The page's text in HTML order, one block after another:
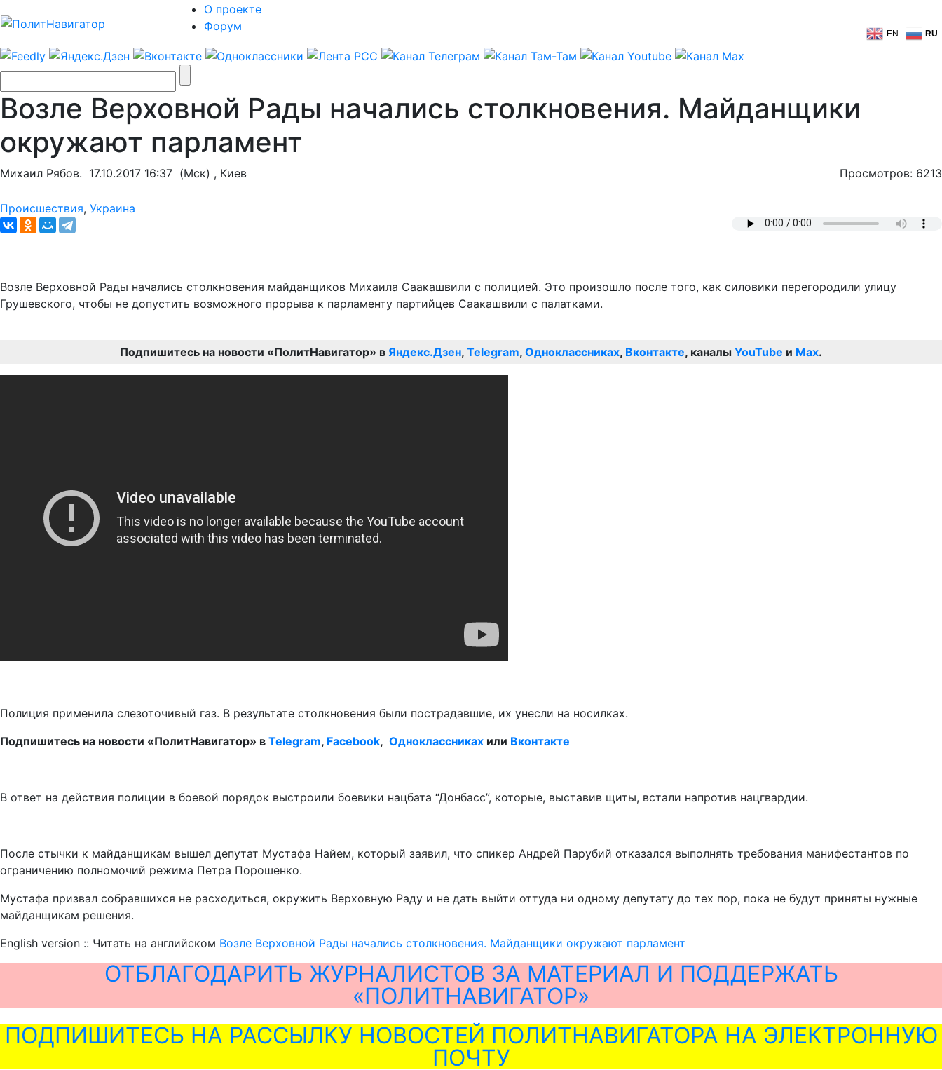
О проекте
Форум
EN RU
Возле Верховной Рады начались столкновения. Майданщики
окружают парламент
Михаил Рябов. 17.10.2017 16:37 (Мск) , Киев Просмотров: 6213
Происшествия, Украина
Возле Верховной Рады начались столкновения майданщиков Михаила Саакашвили с полицией. Это произошло после того, как силовики перегородили улицу
Грушевского, чтобы не допустить возможного прорыва к парламенту партийцев Саакашвили с палатками.
Подпишитесь на новости «ПолитНавигатор» в Яндекс.Дзен, Telegram, Одноклассниках, Вконтакте, каналы YouTube и Max.
Полиция применила слезоточивый газ. В результате столкновения были пострадавшие, их унесли на носилках.
Подпишитесь на новости «ПолитНавигатор» в Telegram, Facebook, Одноклассниках или Вконтакте
В ответ на действия полиции в боевой порядок выстроили боевики нацбата “Донбасс”, которые, выставив щиты, встали напротив нацгвардии.
После стычки к майданщикам вышел депутат Мустафа Найем, который заявил, что спикер Андрей Парубий отказался выполнять требования манифестантов по
ограничению полномочий режима Петра Порошенко.
Мустафа призвал собравшихся не расходиться, окружить Верховную Раду и не дать выйти оттуда ни одному депутату до тех пор, пока не будут приняты нужные
майданщикам решения.
English version :: Читать на английском Возле Верховной Рады начались столкновения. Майданщики окружают парламент
ОТБЛАГОДАРИТЬ ЖУРНАЛИСТОВ ЗА МАТЕРИАЛ И ПОДДЕРЖАТЬ
«ПОЛИТНАВИГАТОР»
ПОДПИШИТЕСЬ НА РАССЫЛКУ НОВОСТЕЙ ПОЛИТНАВИГАТОРА НА ЭЛЕКТРОННУЮ
ПОЧТУ